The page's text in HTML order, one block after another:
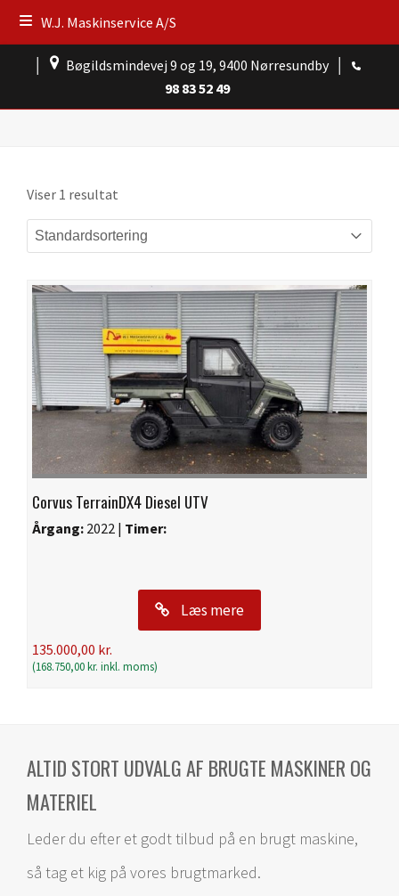
W.J. Maskinservice A/S
Bøgildsmindevej 9 og 19, 9400 Nørresundby
98 83 52 49
Viser 1 resultat
Corvus TerrainDX4 Diesel UTV
Årgang: 2022 | Timer:
Læs mere
135.000,00 kr.
(168.750,00kr. inkl. moms)
ALTID STORT UDVALG AF BRUGTE MASKINER OG
MATERIEL
Leder du efter et godt tilbud på en brugt maskine,
så tag et kig på vores brugtmarked.